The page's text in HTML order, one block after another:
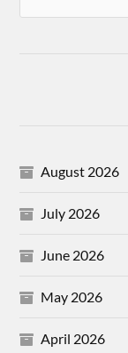
August 2026
July 2026
June 2026
May 2026
April 2026